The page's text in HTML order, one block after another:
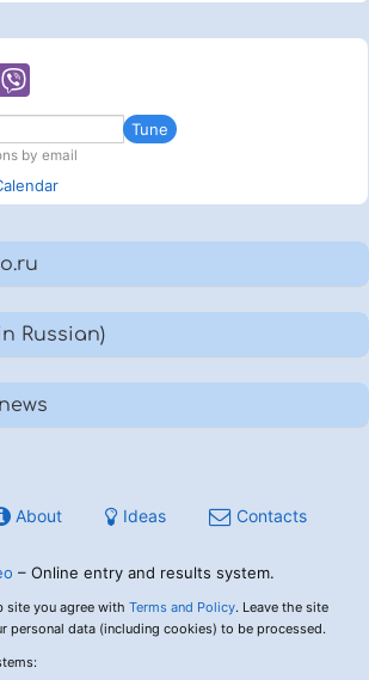
Tune
by email
Russian)
About Ideas Contacts
– Online entry and results system.
site you agree with Terms and Policy. Leave the site
personal data (including cookies) to be processed.